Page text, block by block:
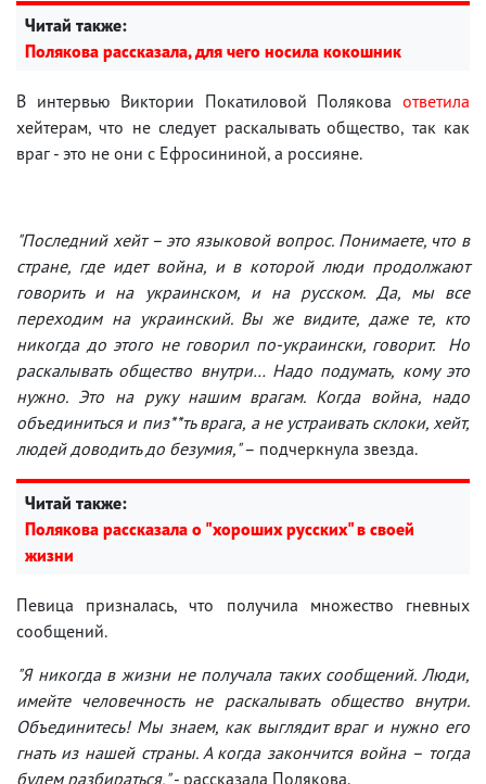
Читай также:
Полякова рассказала, для чего носила кокошник
В интервью Виктории Покатиловой Полякова ответила
хейтерам, что не следует раскалывать общество, так как
враг - это не они с Ефросининой, а россияне.
"Последний хейт – это языковой вопрос. Понимаете, что в
стране, где идет война, и в которой люди продолжают
говорить и на украинском, и на русском. Да, мы все
переходим на украинский. Вы же видите, даже те, кто
никогда до этого не говорил по-украински, говорит. Но
раскалывать общество внутри… Надо подумать, кому это
нужно. Это на руку нашим врагам. Когда война, надо
объединиться и пиз**ть врага, а не устраивать склоки, хейт,
людей доводить до безумия,"– подчеркнула звезда.
Читай также:
Полякова рассказала о "хороших русских" в своей
жизни
Певица призналась, что получила множество гневных
сообщений.
"Я никогда в жизни не получала таких сообщений. Люди,
имейте человечность не раскалывать общество внутри.
Объединитесь! Мы знаем, как выглядит враг и нужно его
гнать из нашей страны. А когда закончится война – тогда
будем разбираться,"- рассказала Полякова.